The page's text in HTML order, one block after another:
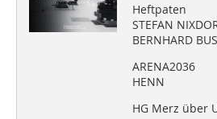
Heftpaten
STEFAN
BERNHARD
ARENA2036
HENN
HG Merz über